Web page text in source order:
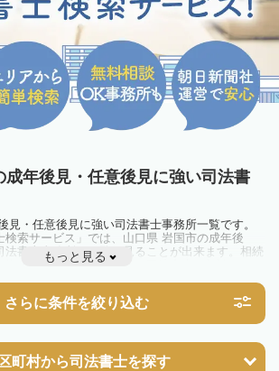
成年後見・任意後見に強い司法書
見・任意後見に強い司法書士事務所一覧です。
検索サービス」では、山口県 岩国市の成年後
法書士事務所を一覧で見ることが出来ます。相続
抱えている方は一度近隣の司法書士に相談してみ
もっと見る
さらに条件を絞り込む
町村から司法書士を探す